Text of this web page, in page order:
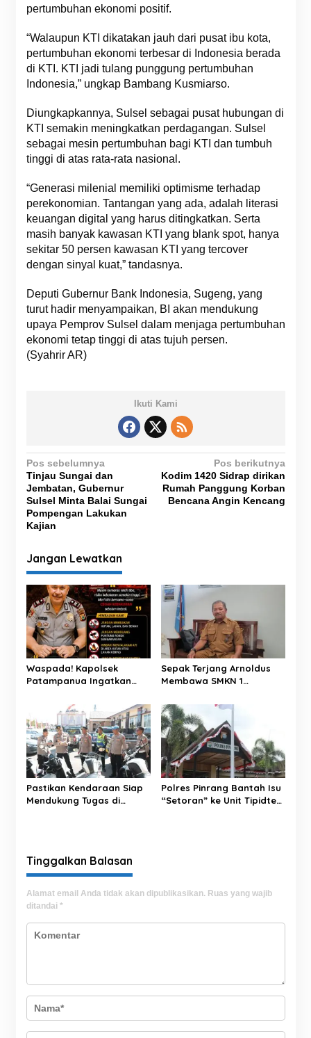
pertumbuhan ekonomi positif.
“Walaupun KTI dikatakan jauh dari pusat ibu kota,
pertumbuhan ekonomi terbesar di Indonesia berada
di KTI. KTI jadi tulang punggung pertumbuhan
Indonesia,” ungkap Bambang Kusmiarso.
Diungkapkannya, Sulsel sebagai pusat hubungan di
KTI semakin meningkatkan perdagangan. Sulsel
sebagai mesin pertumbuhan bagi KTI dan tumbuh
tinggi di atas rata-rata nasional.
“Generasi milenial memiliki optimisme terhadap
perekonomian. Tantangan yang ada, adalah literasi
keuangan digital yang harus ditingkatkan. Serta
masih banyak kawasan KTI yang blank spot, hanya
sekitar 50 persen kawasan KTI yang tercover
dengan sinyal kuat,” tandasnya.
Deputi Gubernur Bank Indonesia, Sugeng, yang
turut hadir menyampaikan, BI akan mendukung
upaya Pemprov Sulsel dalam menjaga pertumbuhan
ekonomi tetap tinggi di atas tujuh persen.
(Syahrir AR)
Ikuti Kami
N
a
v
i
a
s
i
p
o
s
Pos sebelumnya
Tinjau Sungai dan
Jembatan, Gubernur
Sulsel Minta Balai Sungai
Pompengan Lakukan
Kajian
Pos berikutnya
Kodim 1420 Sidrap dirikan
Rumah Panggung Korban
Bencana Angin Kencang
Jangan Lewatkan
Waspada! Kapolsek
Patampanua Ingatkan
Kejahatan Ini Marak di
Malam Hari
Sepak Terjang Arnoldus
Membawa SMKN 1
Puncak Prestasi
Pastikan Kendaraan Siap
Mendukung Tugas di
Polres Pinrang Bantah Isu
“Setoran” ke Unit Tipidter:
Tinggalkan Balasan
Alamat email Anda tidak akan dipublikasikan. Ruas yang wajib
ditandai *